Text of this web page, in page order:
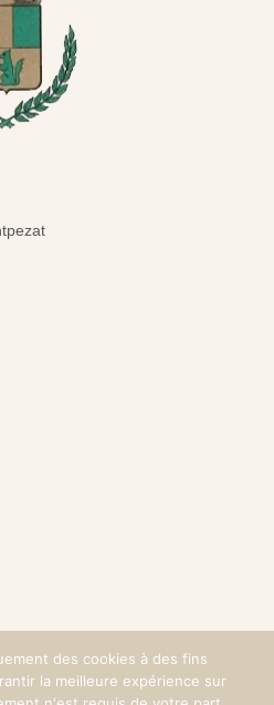
des cookies à des fins
la meilleure expérience sur